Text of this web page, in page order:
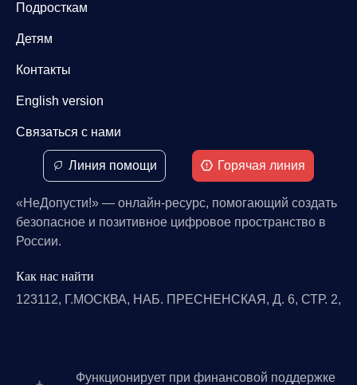
Подросткам
Детям
Контакты
English version
Связаться с нами
Линия помощи Горячая линия
«НеДопусти!» — онлайн-ресурс, помогающий создать
безопасное и позитивное цифровое пространство в
России.
Как нас найти
123112, Г.МОСКВА, НАБ. ПРЕСНЕНСКАЯ, Д. 6, СТР. 2,
Функционирует при финансовой поддержке